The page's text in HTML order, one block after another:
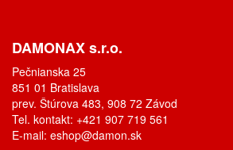
DAMONAX s.r.o.
Pečnianska 25
851 01 Bratislava
prev. Štúrova 483, 908 72 Závod
Tel. kontakt: +421 907 719 561
E-mail: eshop@damon.sk